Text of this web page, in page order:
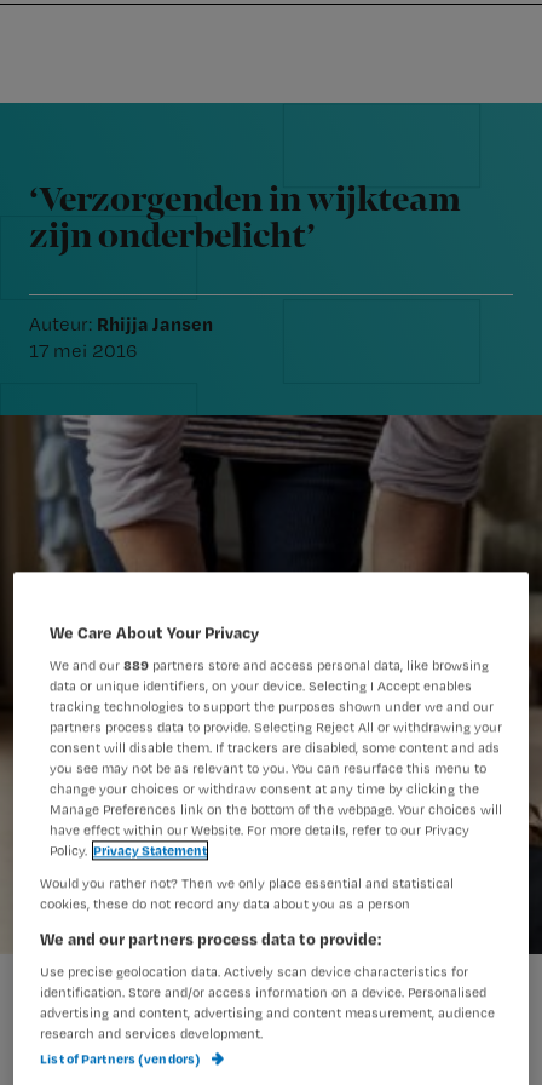
navigation
content
Nursing
verzorgednenig.jpg
‘Verzorgenden in wijkteam
zijn onderbelicht’
Auteur: Rhijja Jansen
17 mei 2016
We Care About Your Privacy
We and our889 partners store and access personal data, like browsing
data or unique identifiers, on your device. Selecting I Accept enables
tracking technologies to support the purposes shown under we and our
partners process data to provide. Selecting Reject All or withdrawing your
consent will disable them. If trackers are disabled, some content and ads
you see may not be as relevant to you. You can resurface this menu to
change your choices or withdraw consent at any time by clicking the
Manage Preferences link on the bottom of the webpage. Your choices will
have effect within our Website. For more details, refer to our Privacy
Policy. Privacy Statement
Would you rather not? Then we only place essential and statistical
cookies, these do not record any data about you as a person
We and our partners process data to provide:
Use precise geolocation data. Actively scan device characteristics for
identification. Store and/or access information on a device. Personalised
advertising and content, advertising and content measurement, audience
research and services development.
List of Partners (vendors)